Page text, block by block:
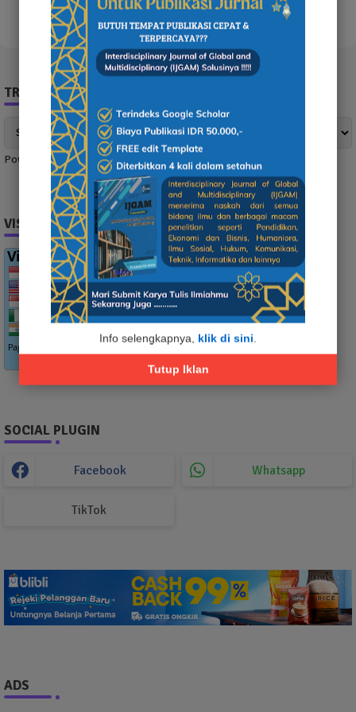
Info selengkapnya, klik di sini.
Tutup Iklan
TRANSLATE NEWS
Powered by Translate
VISITOR
SOCIAL PLUGIN
Facebook Whatsapp
TikTok
ADS